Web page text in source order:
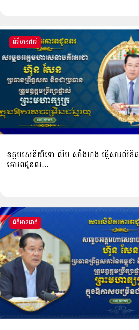
ព័ត៌មានជាតិ
ឧត្តមសេនីយ៍ទោ លីម​ សាំង​ហុង​ ផ្ញើសារលិខិត
គោរពជូនពរ…
ព័ត៌មានជាតិ